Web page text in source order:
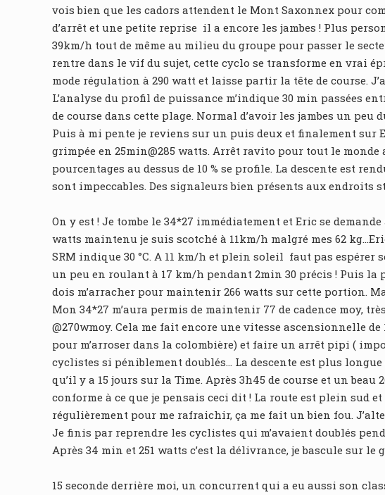
vois bien que les cadors attendent le Mont Saxonnex pour
d’arrêt et une petite reprise il a encore les jambes ! Plus
39km/h tout de même au milieu du groupe pour passer le
rentre dans le vif du sujet, cette cyclo se transforme en vrai
mode régulation à 290 watt et laisse partir la tête de course.
L’analyse du profil de puissance m’indique 30 min passées
de course dans cette plage. Normal d’avoir les jambes un peu
Puis à mi pente je reviens sur un puis deux et finalement
grimpée en 25min@285 watts. Arrêt ravito pour tout le monde
pourcentages au dessus de 10 % se profile. La descente est
sont impeccables. Des signaleurs bien présents aux
On y est ! Je tombe le 34*27 immédiatement et Eric se
watts maintenu je suis scotché à 11km/h malgré mes 62
SRM indique 30 °C. A 11 km/h et plein soleil faut pas
un peu en roulant à 17 km/h pendant 2min 30 précis ! Puis la
dois m’arracher pour maintenir 266 watts sur cette portion.
Mon 34*27 m’aura permis de maintenir 77 de cadence moy,
@270wmoy. Cela me fait encore une vitesse ascensionnelle
pour m’arroser dans la colombière) et faire un arrêt pipi (
cyclistes si péniblement doublés… La descente est plus
qu’il y a 15 jours sur la Time. Après 3h45 de course et un beau
conforme à ce que je pensais ceci dit ! La route est plein sud et
régulièrement pour me rafraichir, ça me fait un bien fou.
Je finis par reprendre les cyclistes qui m’avaient doublés
Après 34 min et 251 watts c’est la délivrance, je bascule sur le
15 seconde derrière moi, un concurrent qui a eu aussi son